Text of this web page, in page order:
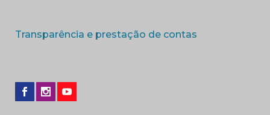
Transparência e prestação de contas